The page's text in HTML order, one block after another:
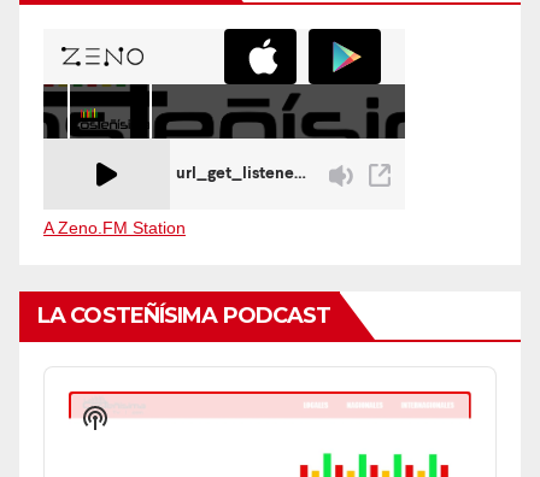
A Zeno.FM Station
LA COSTEÑÍSIMA PODCAST
Audio
Player
Show